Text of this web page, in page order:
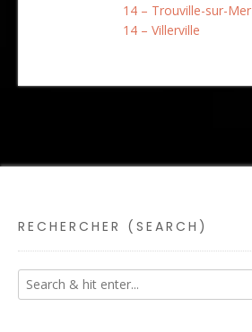
14 – Trouville-sur-Mer
14 – Villerville
RECHERCHER (SEARCH)